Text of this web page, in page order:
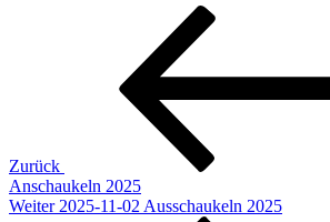
Beitragsnavigation
Zurück
Anschaukeln 2025
Nächster
Weiter 2025-11-02 Ausschaukeln 2025